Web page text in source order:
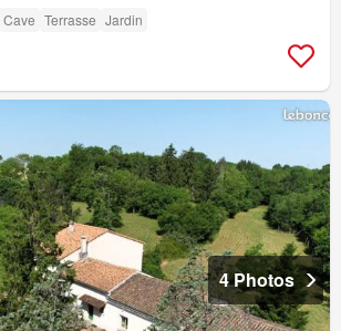
Cave Terrasse Jardin
4 Photos